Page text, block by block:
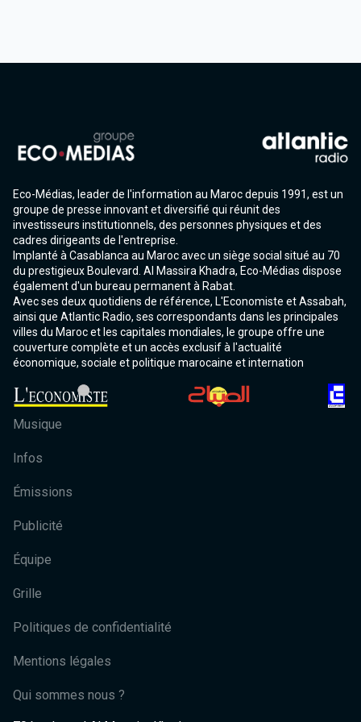
Eco-Médias, leader de l'information au Maroc depuis 1991, est un
groupe de presse innovant et diversifié qui réunit des
investisseurs institutionnels, des personnes physiques et des
cadres dirigeants de l'entreprise.
Implanté à Casablanca au Maroc avec un siège social situé au 70
du prestigieux Boulevard. Al Massira Khadra, Eco-Médias dispose
également d'un bureau permanent à Rabat.
Avec ses deux quotidiens de référence, L'Economiste et Assabah,
ainsi que Atlantic Radio, ses correspondants dans les principales
villes du Maroc et les capitales mondiales, le groupe offre une
couverture complète et un accès exclusif à l'actualité
économique, sociale et politique marocaine et internation
Musique
Infos
Émissions
Publicité
Équipe
Grille
Politiques de confidentialité
Mentions légales
Qui sommes nous ?